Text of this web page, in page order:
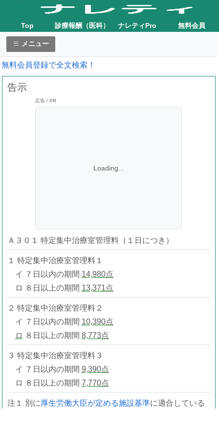
Top 診療報酬（医科） ナレティPro 無料会員
メニュー
無料会員登録で全文検索！
告示
広告 / PR
Loading...
Ａ３０１ 特定集中治療室管理料（１日につき）
１ 特定集中治療室管理料１
イ ７日以内の期間 14,980点
ロ ８日以上の期間 13,371点
２ 特定集中治療室管理料２
イ ７日以内の期間 10,390点
ロ ８日以上の期間 8,773点
３ 特定集中治療室管理料３
イ ７日以内の期間 9,390点
ロ ８日以上の期間 7,770点
注１ 別に 厚生労働大臣が定める施設基準に適合している